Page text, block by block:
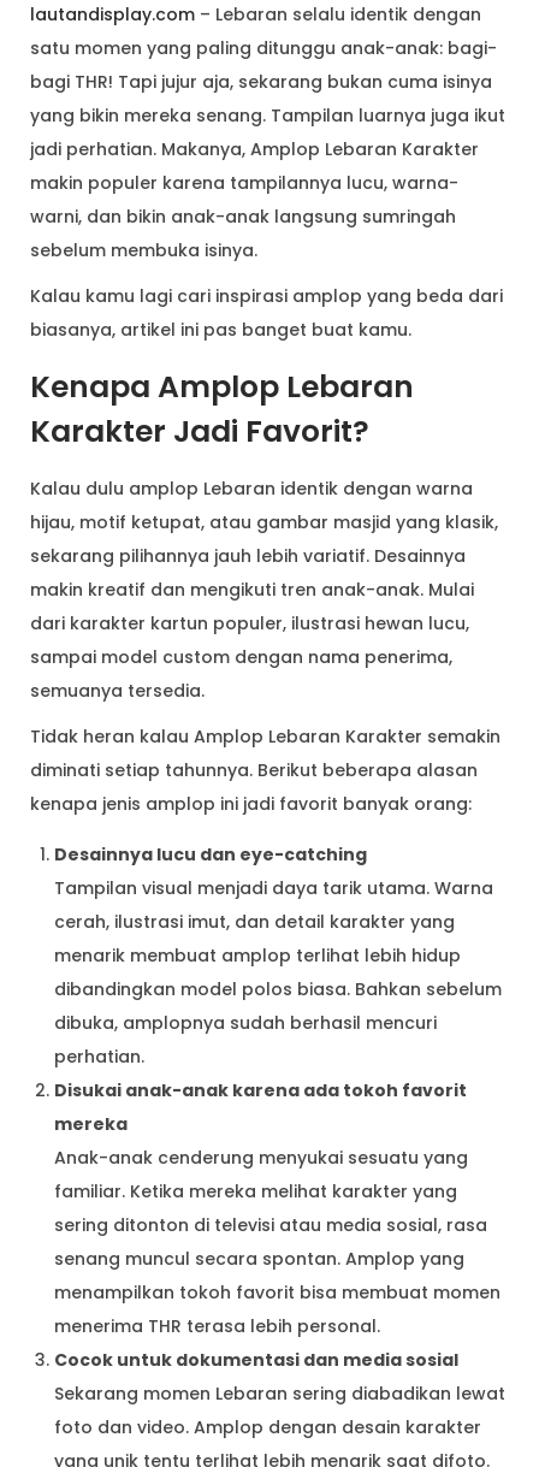
lautandisplay.com – Lebaran selalu identik dengan
satu momen yang paling ditunggu anak-anak: bagi-
bagi THR! Tapi jujur aja, sekarang bukan cuma isinya
yang bikin mereka senang. Tampilan luarnya juga ikut
jadi perhatian. Makanya, Amplop Lebaran Karakter
makin populer karena tampilannya lucu, warna-
warni, dan bikin anak-anak langsung sumringah
sebelum membuka isinya.
Kalau kamu lagi cari inspirasi amplop yang beda dari
biasanya, artikel ini pas banget buat kamu.
Kenapa Amplop Lebaran
Karakter Jadi Favorit?
Kalau dulu amplop Lebaran identik dengan warna
hijau, motif ketupat, atau gambar masjid yang klasik,
sekarang pilihannya jauh lebih variatif. Desainnya
makin kreatif dan mengikuti tren anak-anak. Mulai
dari karakter kartun populer, ilustrasi hewan lucu,
sampai model custom dengan nama penerima,
semuanya tersedia.
Tidak heran kalau Amplop Lebaran Karakter semakin
diminati setiap tahunnya. Berikut beberapa alasan
kenapa jenis amplop ini jadi favorit banyak orang:
Desainnya lucu dan eye-catching
Tampilan visual menjadi daya tarik utama. Warna
cerah, ilustrasi imut, dan detail karakter yang
menarik membuat amplop terlihat lebih hidup
dibandingkan model polos biasa. Bahkan sebelum
dibuka, amplopnya sudah berhasil mencuri
perhatian.
Disukai anak-anak karena ada tokoh favorit
mereka
Anak-anak cenderung menyukai sesuatu yang
familiar. Ketika mereka melihat karakter yang
sering ditonton di televisi atau media sosial, rasa
senang muncul secara spontan. Amplop yang
menampilkan tokoh favorit bisa membuat momen
menerima THR terasa lebih personal.
Cocok untuk dokumentasi dan media sosial
Sekarang momen Lebaran sering diabadikan lewat
foto dan video. Amplop dengan desain karakter
yang unik tentu terlihat lebih menarik saat difoto.